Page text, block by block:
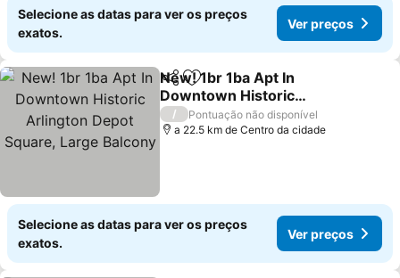
Selecione as datas para ver os preços
exatos.
Ver preços
PartilharAdicionar aos favoritos
New! 1br 1ba Apt In
Downtown Historic
Arlington Depot Square,
Large Balcony
/
Pontuação não disponível
a 22.5 km de Centro da cidade
Selecione as datas para ver os preços
exatos.
Ver preços